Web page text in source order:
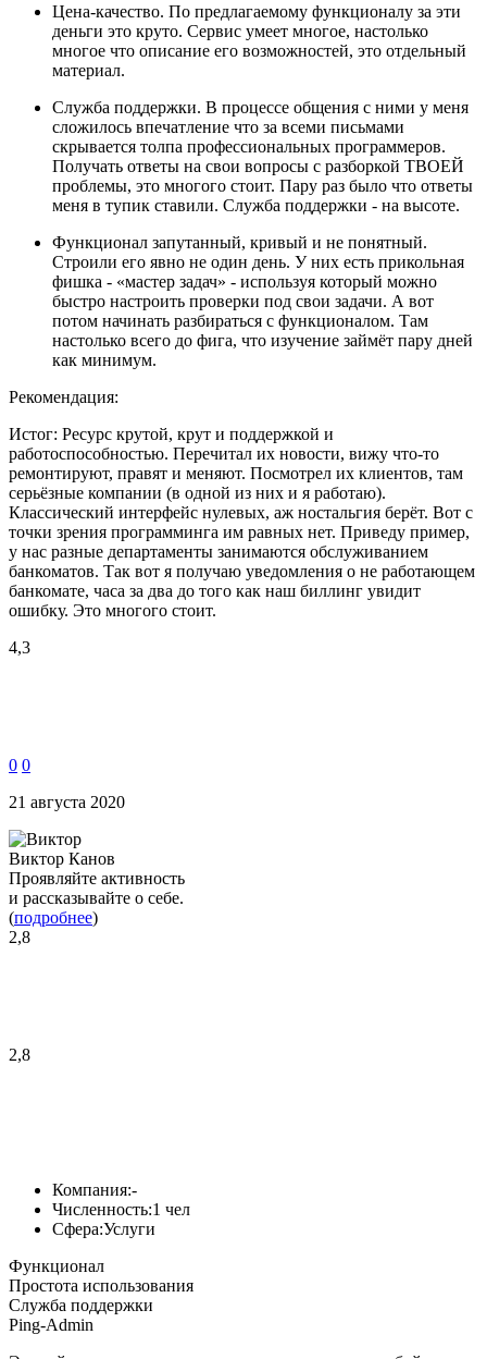
Цена-качество. По предлагаемому функционалу за эти
деньги это круто. Сервис умеет многое, настолько
многое что описание его возможностей, это отдельный
материал.
Служба поддержки. В процессе общения с ними у меня
сложилось впечатление что за всеми письмами
скрывается толпа профессиональных программеров.
Получать ответы на свои вопросы с разборкой ТВОЕЙ
проблемы, это многого стоит. Пару раз было что ответы
меня в тупик ставили. Служба поддержки - на высоте.
Функционал запутанный, кривый и не понятный.
Строили его явно не один день. У них есть прикольная
фишка - «мастер задач» - используя который можно
быстро настроить проверки под свои задачи. А вот
потом начинать разбираться с функционалом. Там
настолько всего до фига, что изучение займёт пару дней
как минимум.
Рекомендация:
Истог: Ресурс крутой, крут и поддержкой и
работоспособностью. Перечитал их новости, вижу что-то
ремонтируют, правят и меняют. Посмотрел их клиентов, там
серьёзные компании (в одной из них и я работаю).
Классический интерфейс нулевых, аж ностальгия берёт. Вот с
точки зрения программинга им равных нет. Приведу пример,
у нас разные департаменты занимаются обслуживанием
банкоматов. Так вот я получаю уведомления о не работающем
банкомате, часа за два до того как наш биллинг увидит
ошибку. Это многого стоит.
4,3
0 0
21 августа 2020
Виктор Канов
Проявляйте активность
и рассказывайте о себе.
(подробнее)
2,8
2,8
Компания:-
Численность:1 чел
Сфера:Услуги
Функционал
Простота использования
Служба поддержки
Ping-Admin